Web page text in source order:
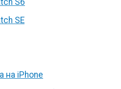
SE
на iPhone